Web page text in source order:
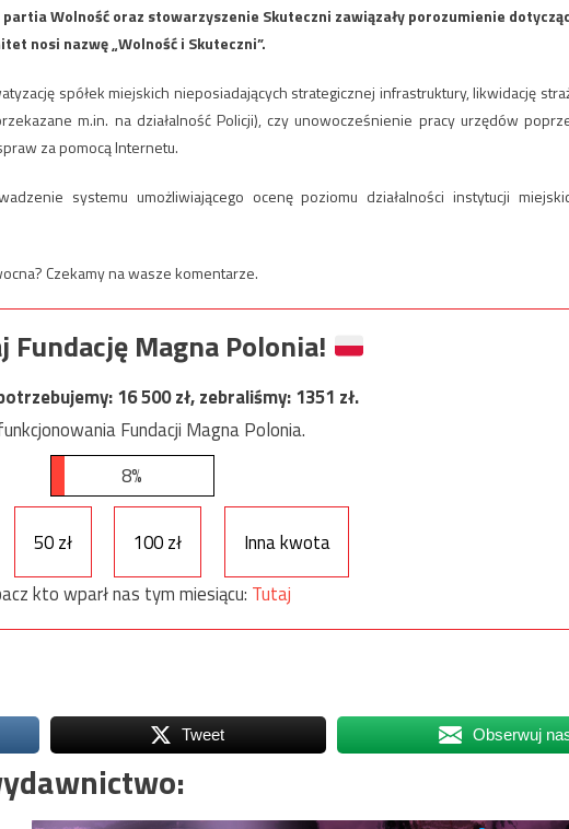
Wolność oraz stowarzyszenie Skuteczni zawiązały porozumienie
nosi nazwę „Wolność i Skuteczni”.
spółek miejskich nieposiadających strategicznej infrastruktury, likwidację
m.in. na działalność Policji), czy unowocześnienie pracy urzędów
za pomocą Internetu.
systemu umożliwiającego ocenę poziomu działalności instytucji
Czekamy na wasze komentarze.
Fundację Magna Polonia!
16 500zł, zebraliśmy:1351 zł.
Fundacji Magna Polonia.
8%
50 zł 100 zł
Inna kwota
kto wparł nas tym miesiącu: Tutaj
Tweet Obserwuj